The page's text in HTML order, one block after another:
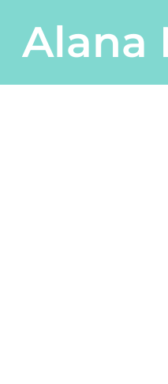
Navegación
Alana